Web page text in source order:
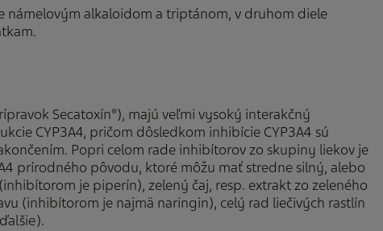
námelovým alkaloidom a triptánom, v druhom diele
Secatoxín®), majú veľmi vysoký interakčný
CYP3A4, pričom dôsledkom inhibície CYP3A4 sú
Popri celom rade inhibítorov zo skupiny liekov je
prírodného pôvodu, ktoré môžu mať stredne silný, alebo
je piperín), zelený čaj, resp. extrakt zo zeleného
(inhibítorom je najmä naringin), celý rad liečivých rastlín